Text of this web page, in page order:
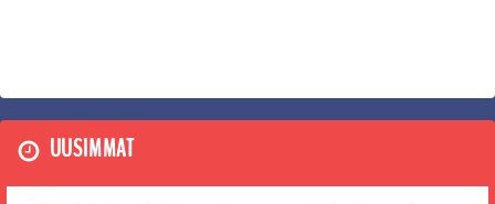
UUSIMMAT